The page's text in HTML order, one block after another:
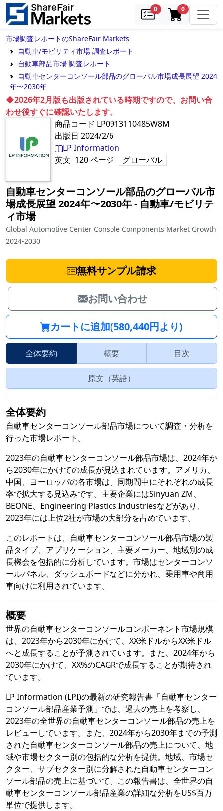
0samples0in cart
市場調査レポートのShareFair Markets
自動車/モビリティ市場 調査レポート
自動車部品市場 調査レポート
自動車センターコンソール部品のグローバル市場成長展望 2024
年〜2030年
◆2026年2月版も出版されている時期ですので、お問い合
わせ後すぐに確認いたします。
商品コード LP0913110485W8M
出版日 2024/2/6
LP Information
英文 120ページ グローバル
自動車センターコンソール部品のグローバル市
場成長展望 2024年〜2030年‐ 自動車/モビリテ
ィ市場
Global Automotive Center Console Components Market Growth
2024-2030
無料サンプル請求
お問い合わせ
カートに追加(580,440円より)
全体要約 概要 目次
原文（英語）
全体要約
自動車センターコンソール部品市場について調査・分析を
行った市場レポート。
2023年の自動車センターコンソール部品市場は、2024年か
ら2030年にかけての成長が見込まれています。アメリカ、
中国、ヨーロッパの各市場は、同期間中にそれぞれの成長
率で拡大する見込みです。主要企業にはSinyuan ZM、
BEONE、Engineering Plastics Industriesなどがあり、
2023年には上位2社が市場の大部分を占めています。
このレポートは、自動車センターコンソール部品市場の製
品タイプ、アプリケーション、主要メーカー、地域別の成
長機会を包括的に分析しています。市場はセンターコンソ
ールパネル、ダッシュボードなどに分かれ、乗用車や商用
車向けに利用されています。
概要
世界の自動車センターコンソールコンポーネント市場規模
は、2023年から2030年にかけて、XX米ドルからXX米ドル
へと成長することが予測されています。また、2024年から
2030年にかけて、XX%のCAGRで成長することが期待され
ています。
LP Information (LPI)の最新の研究報告書「自動車センター
コンソール部品産業予測」では、過去の売上を考察し、
2023年の全世界の自動車センターコンソール部品の売上を
レビューしています。また、2024年から2030年までの予測
された自動車センターコンソール部品の売上について、地
域や市場セクター別の包括的な分析を提供。地域、市場セ
クター、サブセクター別に分解された自動車センターコン
ソール部品の売上に基づいて、この報告書は、全世界の自
動車センターコンソール部品産業の詳細な分析をUS$百万
単位で提供します。